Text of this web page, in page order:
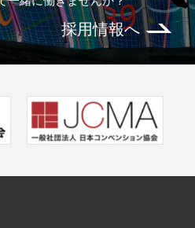
採用情報へ